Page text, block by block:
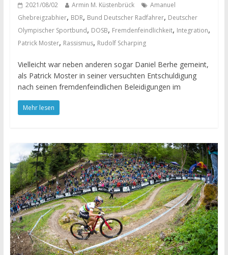
2021/08/02 Armin M. Küstenbrück
Amanuel
Ghebreigzabhier, BDR, Bund Deutscher Radfahrer, Deutscher
Olympischer Sportbund, DOSB, Fremdenfeindlichkeit, Integration,
Patrick Moster, Rassismus, Rudolf Scharping
Vielleicht war neben anderen sogar Daniel Berhe gemeint,
als Patrick Moster in seiner versuchten Entschuldigung
nach seinen fremdenfeindlichen Beleidigungen im
Mehr lesen